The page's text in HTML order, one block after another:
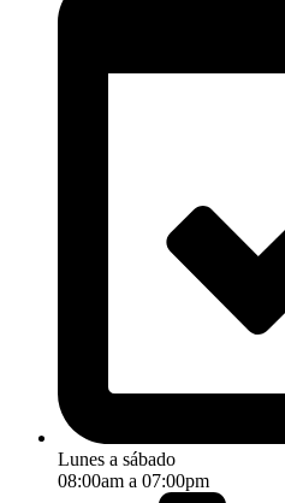
Lunes a sábado
08:00am a 07:00pm